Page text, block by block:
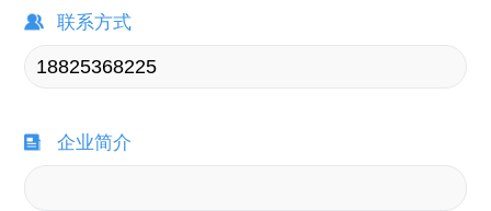
联系方式
企业简介